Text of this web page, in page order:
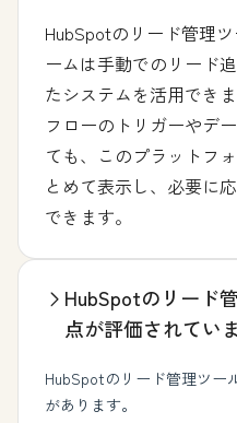
HubSpotのリード管理
ームは手動でのリード
たシステムを活用でき
フローのトリガーやデ
ても、このプラットフ
とめて表示し、必要に
できます。
HubSpotのリード
点が評価されてい
HubSpotのリード管理ツー
があります。